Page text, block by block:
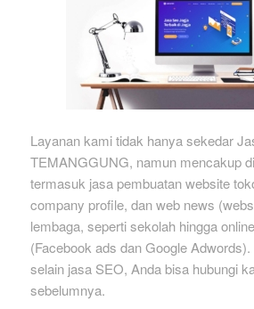
Layanan kami tidak hanya sekedar
TEMANGGUNG, namun mencakup
termasuk jasa pembuatan website
company profile, dan web news
lembaga, seperti sekolah hingga
(Facebook ads dan Google
selain jasa SEO, Anda bisa hubungi
sebelumnya.